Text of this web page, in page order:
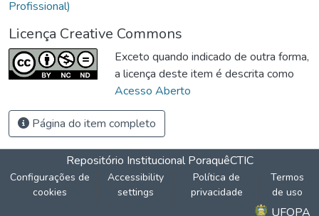
Profissional)
Licença Creative Commons
Exceto quando indicado de outra forma,
a licença deste item é descrita como
Acesso Aberto
Página do item completo
Repositório Institucional PoraquêCTIC
Configurações de
cookies
Accessibility
settings
Política de
privacidade
Termos
de uso
UFOPA